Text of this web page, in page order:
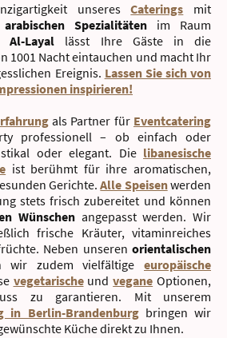
unseresCaterings mit
arabischen Spezialitäten im Raum
Al-Layal lässt Ihre Gäste in die
1001 Nacht eintauchen und macht Ihr
Ereignis. Lassen Sie sich von
inspirieren!
als Partner für Eventcatering
professionell – ob einfach oder
oder elegant. Die libanesische
ist berühmt für ihre aromatischen,
Gerichte.Alle Speisenwerden
stets frisch zubereitet und können
Wünschen angepasst werden. Wir
frische Kräuter, vitaminreiches
Neben unseren orientalischen
wir zudem vielfältige europäische
vegetarischeundvegane Optionen,
zu garantieren. Mit unserem
in Berlin-Brandenburgbringen wir
Küche direkt zu Ihnen.